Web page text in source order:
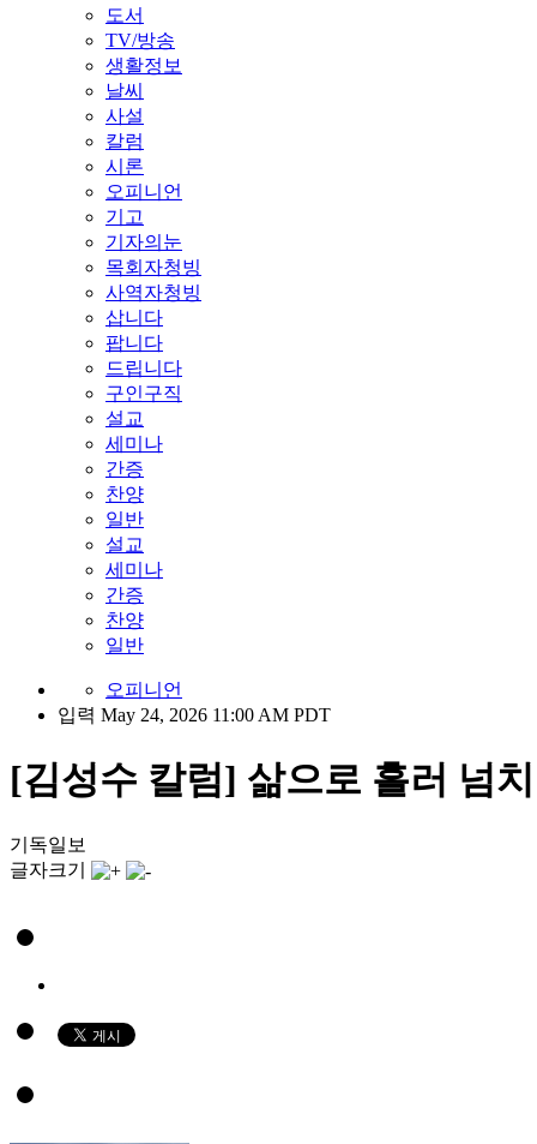
도서
TV/방송
생활정보
날씨
사설
칼럼
시론
오피니언
기고
기자의눈
목회자청빙
사역자청빙
삽니다
팝니다
드립니다
구인구직
설교
세미나
간증
찬양
일반
설교
세미나
간증
찬양
일반
오피니언
입력 May 24, 2026 11:00 AM PDT
[김성수 칼럼] 삶으로 흘러 넘
기독일보
글자크기